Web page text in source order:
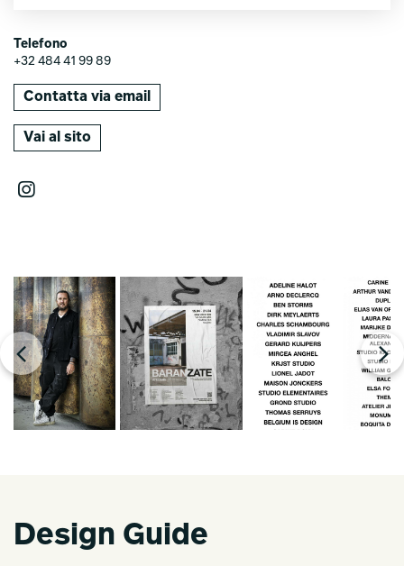
Telefono
+32 484 41 99 89
Contatta via email
Vai al sito
Design Guide